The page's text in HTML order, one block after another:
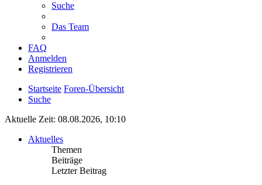
Suche
Das Team
FAQ
Anmelden
Registrieren
Startseite Foren-Übersicht
Suche
Aktuelle Zeit: 08.08.2026, 10:10
Aktuelles
Themen
Beiträge
Letzter Beitrag